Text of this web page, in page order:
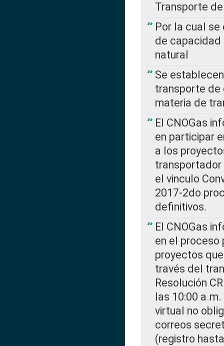
Transporte
Por la cual
de capacidad
natural
Se
transporte de
materia de
El CNOGas
en participar
a los
transportador
el vinculo
2017-2do
definitivos.
El CNOGas
en el proceso
proyectos
través del
Resolución
las 10:00
virtual no
correos
(registro